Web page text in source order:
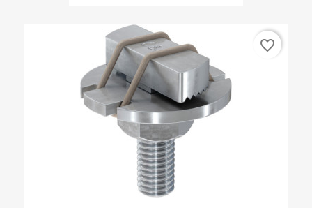
favorite_border